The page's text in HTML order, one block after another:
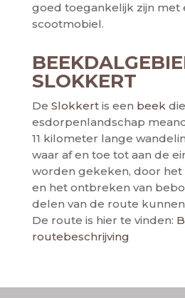
goed toegankelijk zijn met
scootmobiel.
SLOKKERT
De Slokkertis een beek
esdorpenlandschap
11 kilometer lange
waar af en toe tot aan de
worden gekeken, door het
en het ontbreken van
delen van de route
De route is hier te vinden:
routebeschrijving